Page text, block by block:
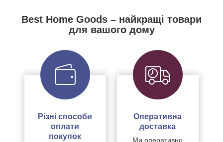
Best Home Goods – найкращі товари
для вашого дому
Різні способи
оплати
покупок
Оперативна
доставка
Ми оперативно